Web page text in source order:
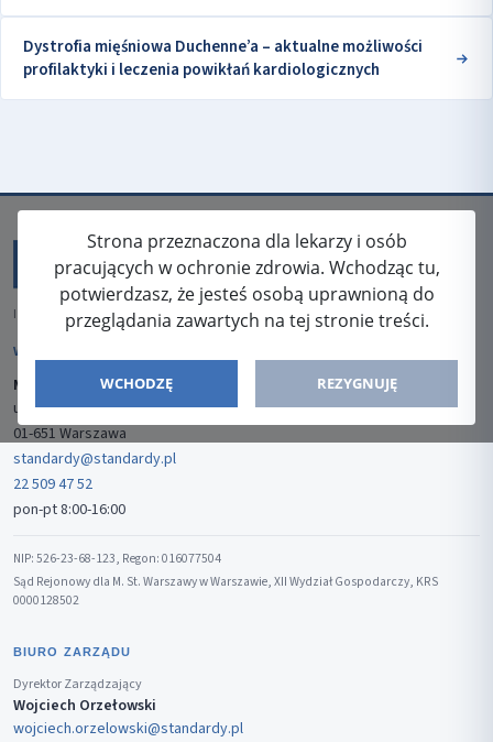
Dystrofia mięśniowa Duchenne’a – aktualne możliwości
profilaktyki i leczenia powikłań kardiologicznych
Strona przeznaczona dla lekarzy i osób
pracujących w ochronie zdrowia. Wchodząc tu,
potwierdzasz, że jesteś osobą uprawnioną do
przeglądania zawartych na tej stronie treści.
WCHODZĘ REZYGNUJĘ
ISSN: 2080-5438
WYDAWCA
Media-Press Sp. z o.o.
ul. Gwiaździsta 7B/8
01-651 Warszawa
standardy@standardy.pl
22 509 47 52
pon-pt 8:00-16:00
NIP: 526-23-68-123, Regon: 016077504
Sąd Rejonowy dla M. St. Warszawy w Warszawie, XII Wydział Gospodarczy, KRS
0000128502
BIURO ZARZĄDU
Dyrektor Zarządzający
Wojciech Orzełowski
wojciech.orzelowski@standardy.pl